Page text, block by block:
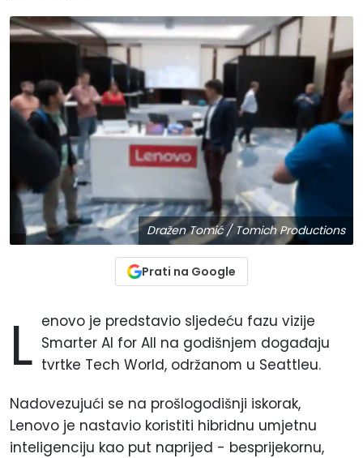
Dražen Tomić / Tomich Productions
Prati na Google
L enovo je predstavio sljedeću fazu vizije
Smarter AI for All na godišnjem događaju
tvrtke Tech World, održanom u Seattleu.
Nadovezujući se na prošlogodišnji iskorak,
Lenovo je nastavio koristiti hibridnu umjetnu
inteligenciju kao put naprijed - besprijekornu,